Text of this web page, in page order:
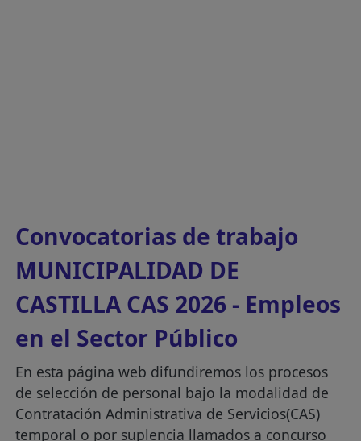
Convocatorias de trabajo
MUNICIPALIDAD DE
CASTILLA CAS 2026 - Empleos
en el Sector Público
En esta página web difundiremos los procesos
de selección de personal bajo la modalidad de
Contratación Administrativa de Servicios(CAS)
temporal o por suplencia llamados a concurso